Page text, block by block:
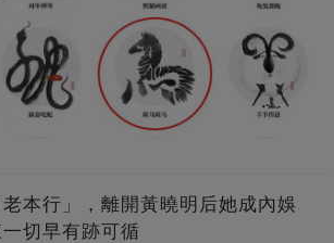
本行」，離開黃曉明后她成內娛
切早有跡可循